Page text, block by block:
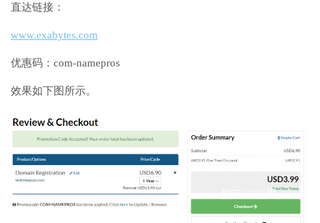
直达链接：
www.exabytes.com
优惠码：com-namepros
效果如下图所示。